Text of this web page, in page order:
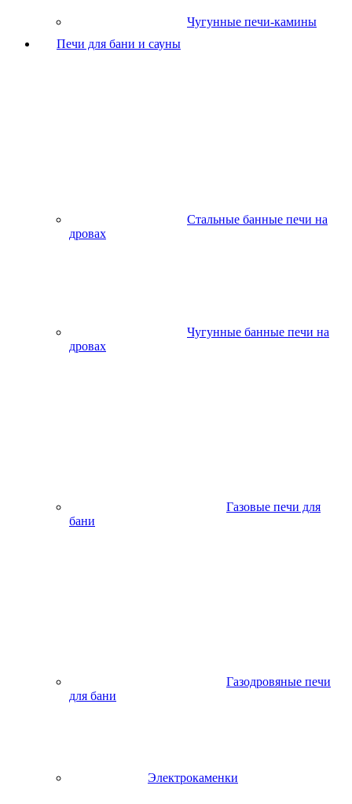
Чугунные печи-камины
Печи для бани и сауны
Стальные банные печи на
дровах
Чугунные банные печи на
дровах
Газовые печи для
бани
Газодровяные печи
для бани
Электрокаменки